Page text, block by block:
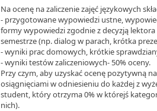
Na ocenę na zaliczenie zajęć językowych
- przygotowane wypowiedzi ustne,
formy wypowiedzi zgodnie z decyzją
semestrze (np. dialog w parach, krótka
- wyniki prac domowych, krótkie
- wyniki testów zaliczeniowych- 50% oceny.
Przy czym, aby uzyskać ocenę pozytywną
osiągnięciami w odniesieniu do każdej z
student, który otrzyma 0% w którejś
nich).